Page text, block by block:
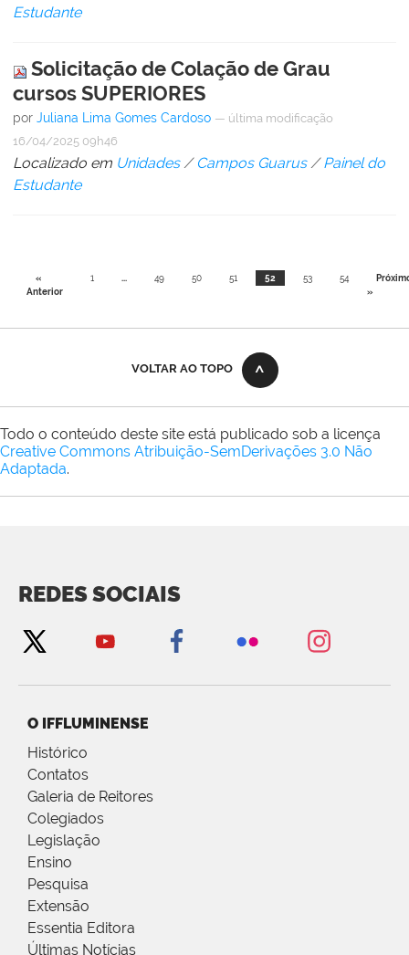
Estudante
Solicitação de Colação de Grau
cursos SUPERIORES
por Juliana Lima Gomes Cardoso — última modificação
16/04/2025 09h46
Localizado em Unidades / Campos Guarus /Painel do
Estudante
«
Anterior
1 ... 49 50 51 52 53 54
»
VOLTAR AO TOPO
Todo o conteúdo deste site está publicado sob a licença
Creative Commons Atribuição-SemDerivações 3.0 Não
Adaptada.
REDES SOCIAIS
O IFFLUMINENSE
Histórico
Contatos
Galeria de Reitores
Colegiados
Legislação
Ensino
Pesquisa
Extensão
Essentia Editora
Últimas Notícias